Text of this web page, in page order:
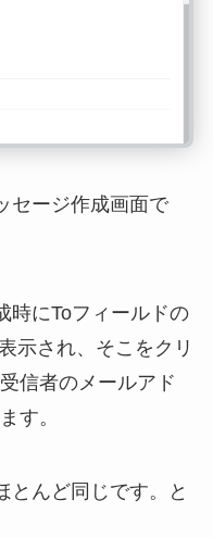
セージ作成画面で
時にToフィールドの
示され、そこをクリ
信者のメールアド
す。
とんど同じです。と